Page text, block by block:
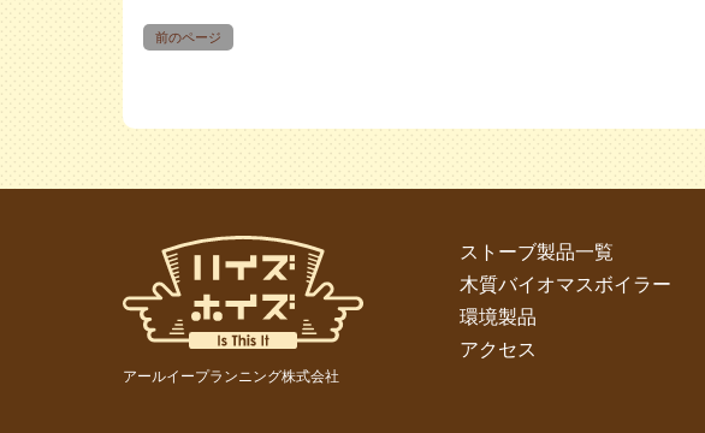
前のページ
アールイープランニング株式会社
ストーブ製品一覧
木質バイオマスボイラー
環境製品
アクセス